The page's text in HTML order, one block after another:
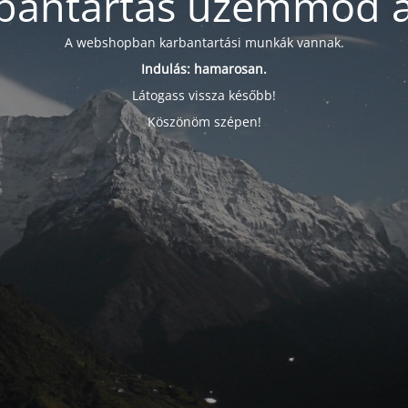
A webshopban karbantartási munkák vannak.
Indulás: hamarosan.
Látogass vissza később!
Köszönöm szépen!